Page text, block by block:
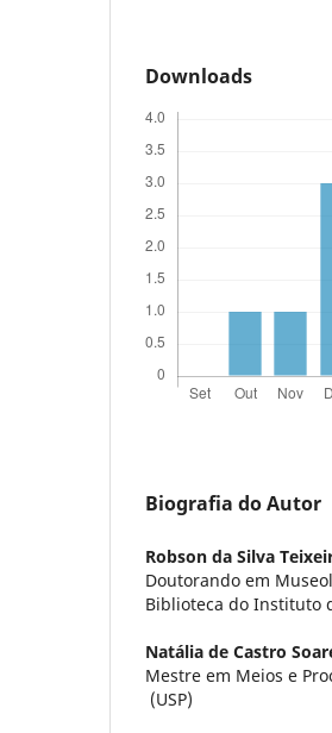
Downloads
Biografia do Autor
Robson da Silva
Doutorando em
Biblioteca do Instituto
Natália de Castro
Mestre em Meios e
(USP)